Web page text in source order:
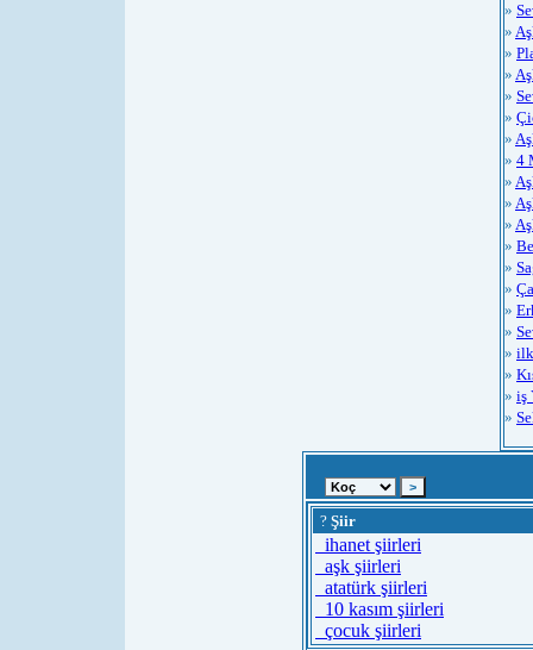
»
»
»
»
»
»
»
» 4
»
»
»
»
»
»
»
»
» ilk
»
» iş
»
? Şiir
ihanet şiirleri
aşk şiirleri
atatürk şiirleri
10 kasım şiirleri
çocuk şiirleri